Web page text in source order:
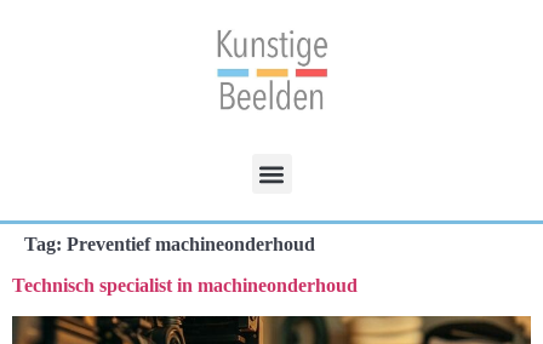
Tag: Preventief machineonderhoud
Technisch specialist in machineonderhoud